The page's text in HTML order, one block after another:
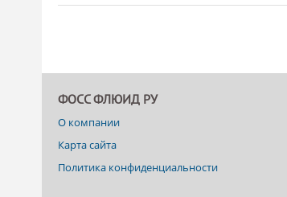
ФОСС ФЛЮИД РУ
О компании
Карта сайта
Политика конфиденциальности